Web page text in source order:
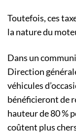
Toutefois, ces
la nature du
Dans un
Direction
véhicules
bénéficieront de
hauteur de 80 %
coûtent plus